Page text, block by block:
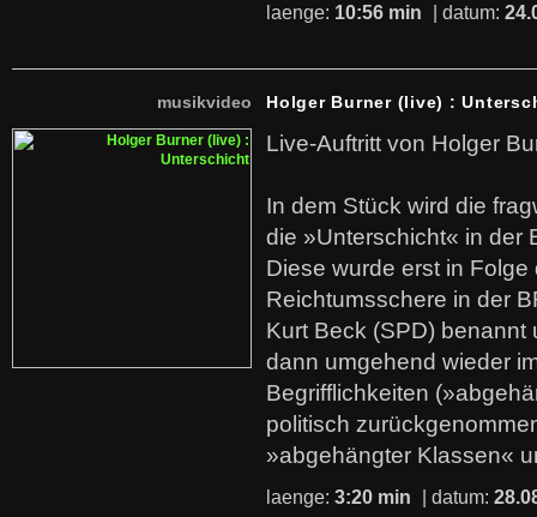
laenge: 10:56 min | datum:
musikvideo Holger Burner (live) :
Live-Auftritt von Holger
In dem Stück wird die
die »Unterschicht« in der
Diese wurde erst in
Reichtumsschere in der
Kurt Beck (SPD)
dann umgehend wieder
Begrifflichkeiten
politisch
»abgehängter Klassen«
laenge: 3:20 min | datum: